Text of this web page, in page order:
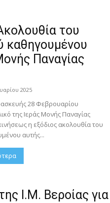
του
καθηγουμένου
Παναγίας
2025
28 Φεβρουαρίου
της Ιεράς Μονής Παναγίας
η εξόδιος ακολουθία του
αυτής...
Ι.Μ. Βεροίας για